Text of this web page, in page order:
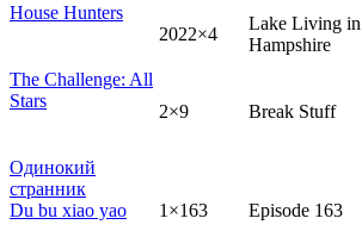
House Hunters
2022×4
Lake Living
Hampshire
The Challenge: All
Stars
2×9 Break Stuff
Одинокий
странник
Du bu xiao yao
1×163 Episode 163